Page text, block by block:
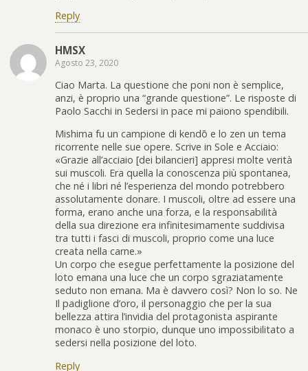
Reply
HMSX
Agosto 23, 2020
Ciao Marta. La questione che poni non è semplice,
anzi, è proprio una “grande questione”. Le risposte di
Paolo Sacchi in Sedersi in pace mi paiono spendibili.
Mishima fu un campione di kendō e lo zen un tema
ricorrente nelle sue opere. Scrive in Sole e Acciaio:
«Grazie all’acciaio [dei bilancieri] appresi molte verità
sui muscoli. Era quella la conoscenza più spontanea,
che né i libri né l’esperienza del mondo potrebbero
assolutamente donare. I muscoli, oltre ad essere una
forma, erano anche una forza, e la responsabilità
della sua direzione era infinitesimamente suddivisa
tra tutti i fasci di muscoli, proprio come una luce
creata nella carne.»
Un corpo che esegue perfettamente la posizione del
loto emana una luce che un corpo sgraziatamente
seduto non emana. Ma è davvero così? Non lo so. Ne
Il padiglione d’oro, il personaggio che per la sua
bellezza attira l’invidia del protagonista aspirante
monaco è uno storpio, dunque uno impossibilitato a
sedersi nella posizione del loto.
Reply